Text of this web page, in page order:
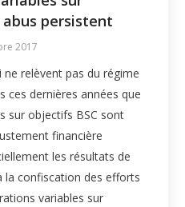
abus persistent
2017
relèvent pas du régime
ces dernières années que
sur objectifs BSC sont
financière
les résultats de
la confiscation des efforts
variables sur